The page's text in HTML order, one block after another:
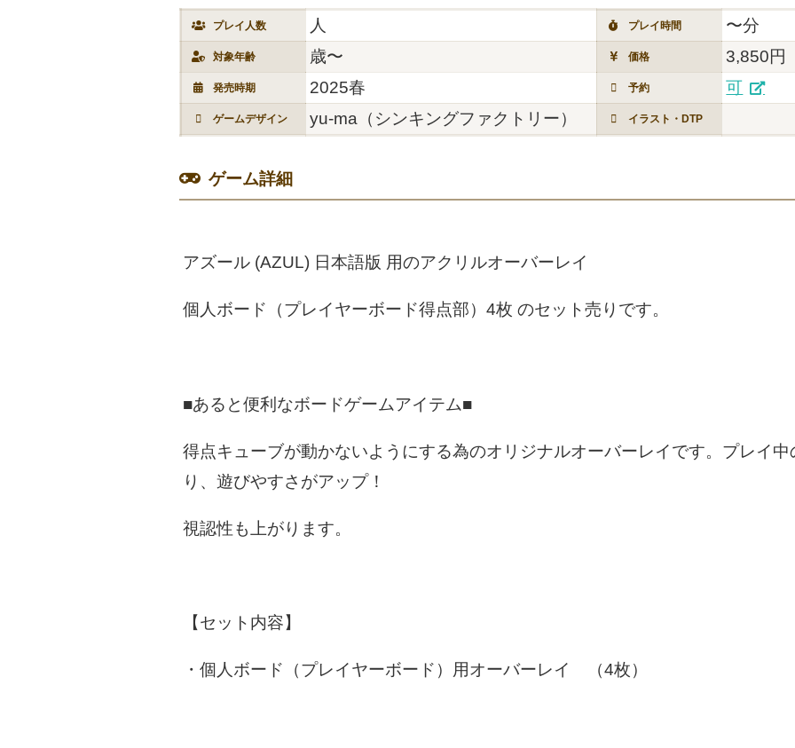
プレイ人数 人 プレイ時間 〜分
対象年齢 歳〜 価格 3,850円
発売時期 2025春 予約 可
ゲームデザイン yu-ma（シンキングファクトリー） イラスト・DTP
ゲーム詳細
アズール (AZUL) 日本語版 用のアクリルオーバーレイ
個人ボード（プレイヤーボード得点部）4枚 のセット売りです。
■あると便利なボードゲームアイテム■
得点キューブが動かないようにする為のオリジナルオーバーレイです。プレイ
り、遊びやすさがアップ！
視認性も上がります。
【セット内容】
・個人ボード（プレイヤーボード）用オーバーレイ （4枚）